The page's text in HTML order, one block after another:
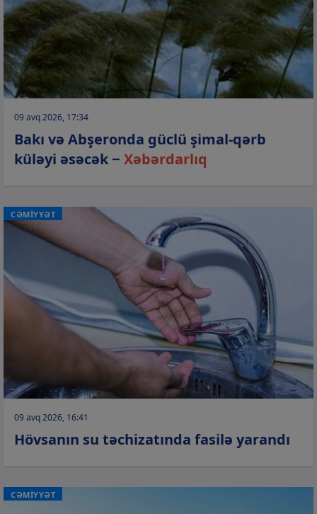
09 avq 2026, 17:34
Bakı və Abşeronda güclü şimal-qərb
küləyi əsəcək − Xəbərdarlıq
CƏMİYYƏT
09 avq 2026, 16:41
Hövsanın su təchizatında fasilə yarandı
CƏMİYYƏT